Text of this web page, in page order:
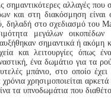
σημαντικότερες αλλαγές που
και στη διακόσμηση
δηλαδή στο σχεδιασμό του
μεγάλων οικοπέδων
σημαντικά ή ακόμη
και λειτουργίες όπως
ένα δωμάτιο για τα
μπάνιο, στο οποίο
χρησιμοποιείται
τα υπνοδωμάτια που